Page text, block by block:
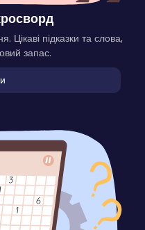
Цікаві підказки та слова,
запас.